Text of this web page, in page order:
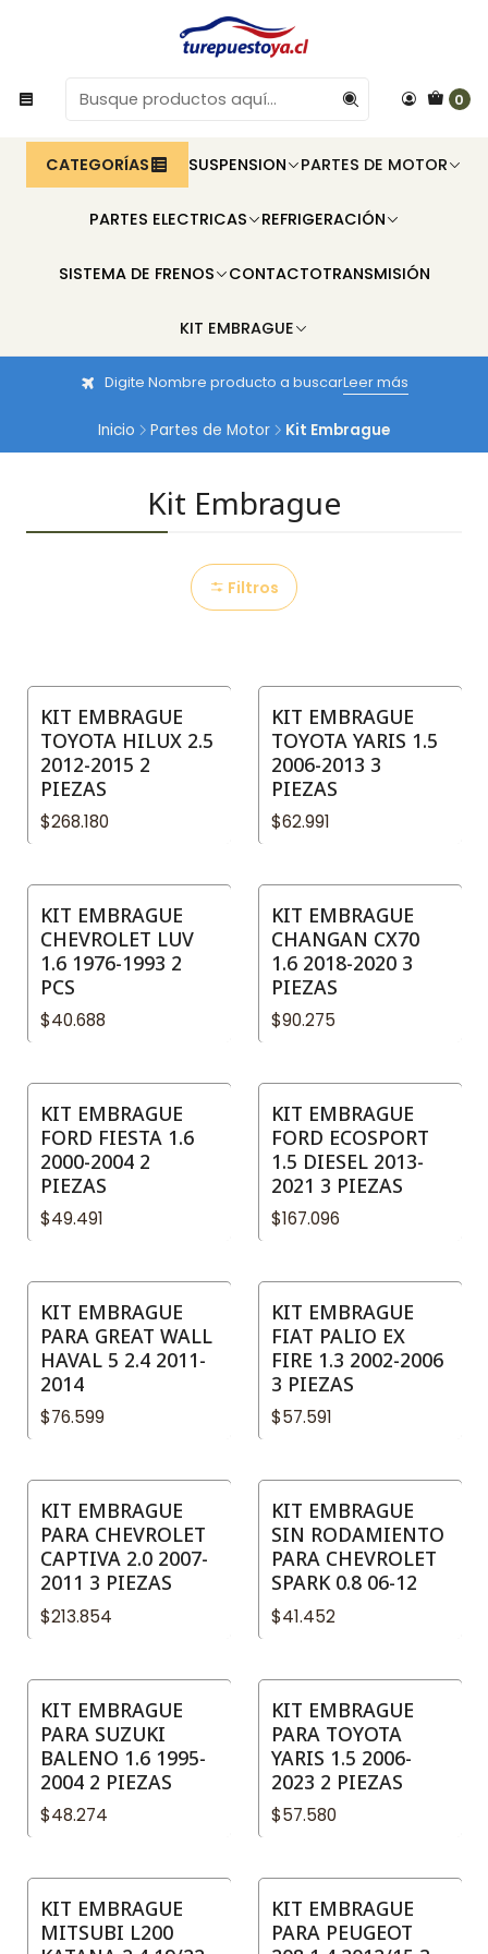
0
CATEGORÍAS SUSPENSION PARTES DE MOTOR
PARTES ELECTRICAS REFRIGERACIÓN
SISTEMA DE FRENOS CONTACTOTRANSMISIÓN
KIT EMBRAGUE
Digite Nombre producto a buscarLeer más
Inicio Partes de Motor Kit Embrague
Kit Embrague
Filtros
KIT EMBRAGUE
TOYOTA HILUX 2.5
2012-2015 2
PIEZAS
$268.180
KIT EMBRAGUE
TOYOTA YARIS 1.5
2006-2013 3
PIEZAS
$62.991
KIT EMBRAGUE
CHEVROLET LUV
1.6 1976-1993 2
PCS
$40.688
KIT EMBRAGUE
CHANGAN CX70
1.6 2018-2020 3
PIEZAS
$90.275
KIT EMBRAGUE
FORD FIESTA 1.6
2000-2004 2
PIEZAS
$49.491
KIT EMBRAGUE
FORD ECOSPORT
1.5 DIESEL 2013-
2021 3 PIEZAS
$167.096
KIT EMBRAGUE
PARA GREAT WALL
HAVAL 5 2.4 2011-
2014
$76.599
KIT EMBRAGUE
FIAT PALIO EX
FIRE 1.3 2002-2006
3 PIEZAS
$57.591
KIT EMBRAGUE
PARA CHEVROLET
CAPTIVA 2.0 2007-
2011 3 PIEZAS
$213.854
KIT EMBRAGUE
SIN RODAMIENTO
PARA CHEVROLET
SPARK 0.8 06-12
$41.452
KIT EMBRAGUE
PARA SUZUKI
BALENO 1.6 1995-
2004 2 PIEZAS
$48.274
KIT EMBRAGUE
PARA TOYOTA
YARIS 1.5 2006-
2023 2 PIEZAS
$57.580
KIT EMBRAGUE
MITSUBI L200
KIT EMBRAGUE
PARA PEUGEOT